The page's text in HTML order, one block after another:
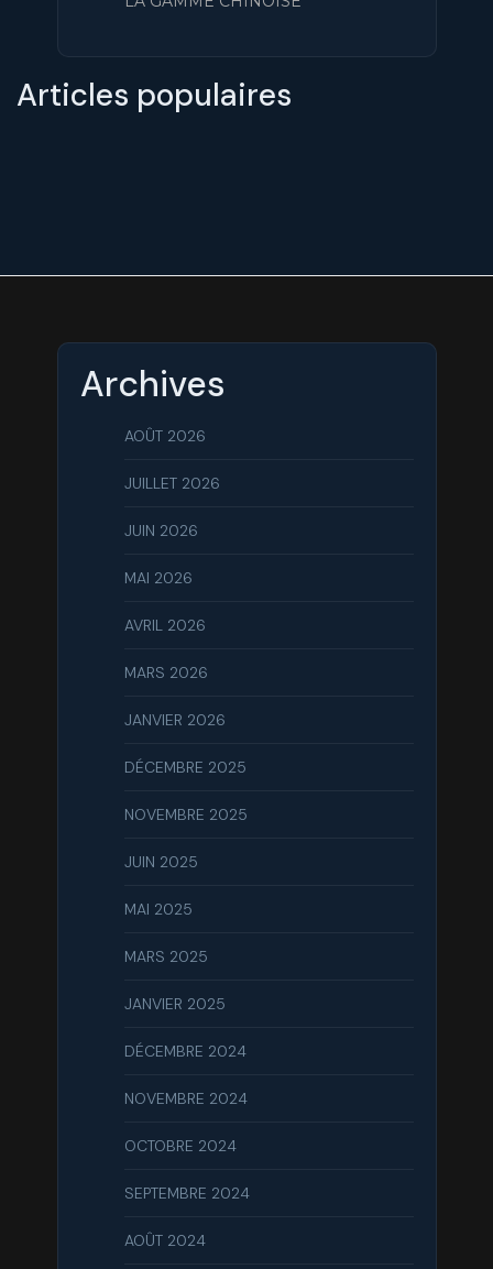
Articles populaires
Archives
AOÛT 2026
JUILLET 2026
JUIN 2026
MAI 2026
AVRIL 2026
MARS 2026
JANVIER 2026
DÉCEMBRE 2025
NOVEMBRE 2025
JUIN 2025
MAI 2025
MARS 2025
JANVIER 2025
DÉCEMBRE 2024
NOVEMBRE 2024
OCTOBRE 2024
SEPTEMBRE 2024
AOÛT 2024